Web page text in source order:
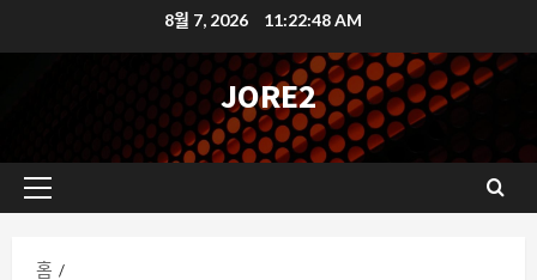
텐
가
8월 7, 2026 11:22:49 AM
JORE2
기
메
홈